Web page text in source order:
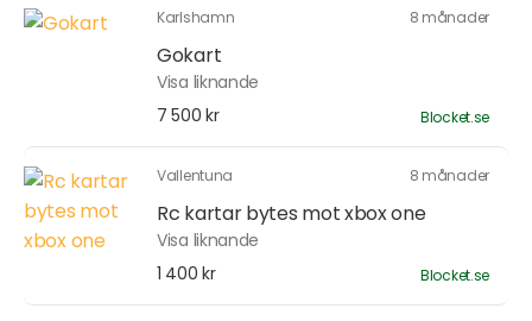
Karlshamn 8 månader
Gokart
Visa liknande
7 500 kr
Blocket.se
Vallentuna 8 månader
Rc kartar bytes mot xbox one
Visa liknande
1 400 kr
Blocket.se